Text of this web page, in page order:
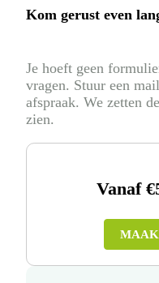
Kom gerust even
Je hoeft geen
vragen. Stuur een
afspraak. We zetten
zien.
Vanaf
MAAK